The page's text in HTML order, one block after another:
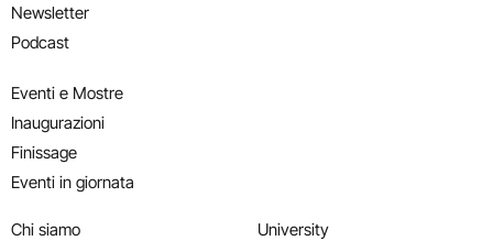
Newsletter
Podcast
Eventi e Mostre
Inaugurazioni
Finissage
Eventi in giornata
Chi siamo
University